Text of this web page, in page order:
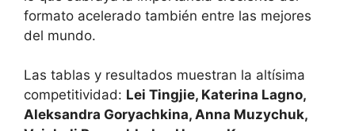
formato acelerado también entre las mejores
del mundo.
Las tablas y resultados muestran la altísima
competitividad: Lei Tingjie, Katerina Lagno,
Aleksandra Goryachkina, Anna Muzychuk,